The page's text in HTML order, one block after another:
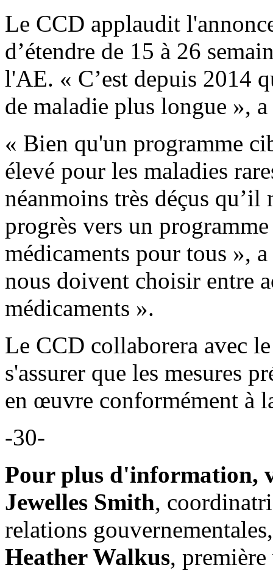
Le CCD applaudit
d’étendre de 15 à 26
l'AE. « C’est depuis 2014
de maladie plus longue »,
« Bien qu'un programme
élevé pour les maladies
néanmoins très déçus qu’il
progrès vers un
médicaments pour tous »,
nous doivent choisir entre
médicaments ».
Le CCD collaborera avec
s'assurer que les mesures
en œuvre conformément à
-30-
Pour plus d'information,
Jewelles Smith,
relations
Heather Walkus,